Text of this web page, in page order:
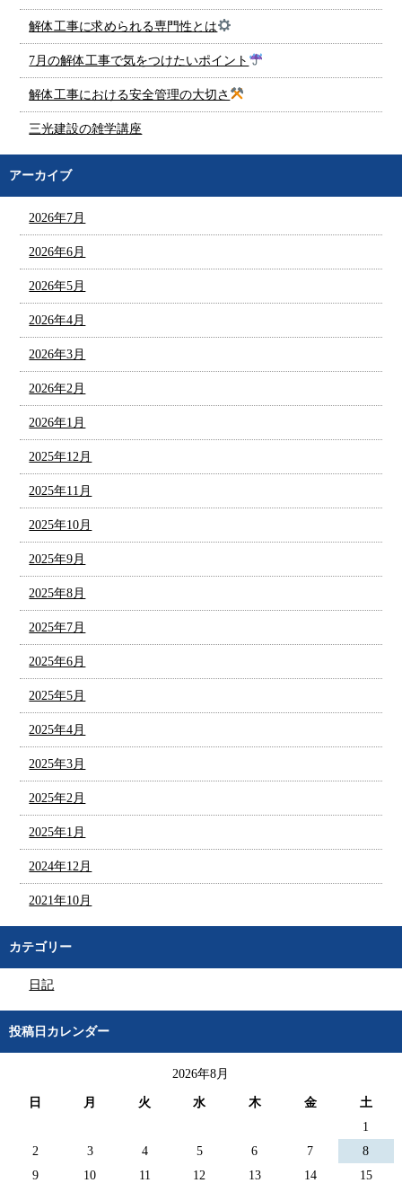
解体工事に求められる専門性とは
7月の解体工事で気をつけたいポイント
解体工事における安全管理の大切さ
三光建設の雑学講座
アーカイブ
2026年7月
2026年6月
2026年5月
2026年4月
2026年3月
2026年2月
2026年1月
2025年12月
2025年11月
2025年10月
2025年9月
2025年8月
2025年7月
2025年6月
2025年5月
2025年4月
2025年3月
2025年2月
2025年1月
2024年12月
2021年10月
カテゴリー
日記
投稿日カレンダー
2026年8月
日 月 火 水 木 金
土
1
2
3 4 5 6 7
8
9
10 11 12 13 14 15